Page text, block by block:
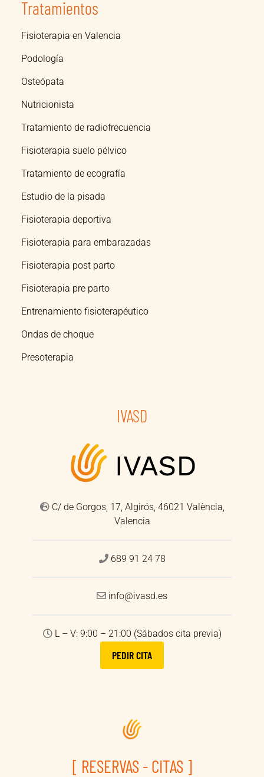
Tratamientos
Fisioterapia en Valencia
Podología
Osteópata
Nutricionista
Tratamiento de radiofrecuencia
Fisioterapia suelo pélvico
Tratamiento de ecografía
Estudio de la pisada
Fisioterapia deportiva
Fisioterapia para embarazadas
Fisioterapia post parto
Fisioterapia pre parto
Entrenamiento fisioterapéutico
Ondas de choque
Presoterapia
IVASD
C/ de Gorgos, 17, Algirós, 46021 València,
Valencia
689 91 24 78
info@ivasd.es
L – V: 9:00 – 21:00 (Sábados cita previa)
PEDIR CITA
[ RESERVAS - CITAS ]